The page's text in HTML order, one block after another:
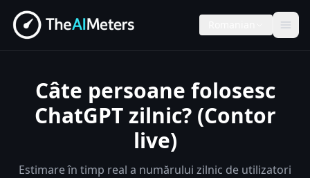
Câte persoane folosesc
ChatGPT zilnic? (Contor
live)
Estimare în timp real a numărului zilnic de utilizatori